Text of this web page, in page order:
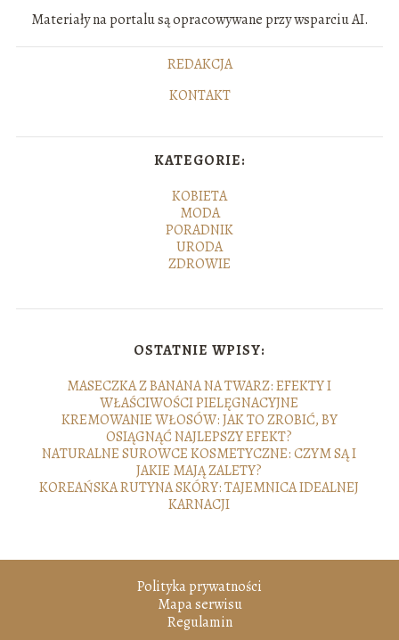
Materiały na portalu są opracowywane przy wsparciu AI.
REDAKCJA
KONTAKT
KATEGORIE:
KOBIETA
MODA
PORADNIK
URODA
ZDROWIE
OSTATNIE WPISY:
MASECZKA Z BANANA NA TWARZ: EFEKTY I
WŁAŚCIWOŚCI PIELĘGNACYJNE
KREMOWANIE WŁOSÓW: JAK TO ZROBIĆ, BY
OSIĄGNĄĆ NAJLEPSZY EFEKT?
NATURALNE SUROWCE KOSMETYCZNE: CZYM SĄ I
JAKIE MAJĄ ZALETY?
KOREAŃSKA RUTYNA SKÓRY: TAJEMNICA IDEALNEJ
KARNACJI
Polityka prywatności
Mapa serwisu
Regulamin